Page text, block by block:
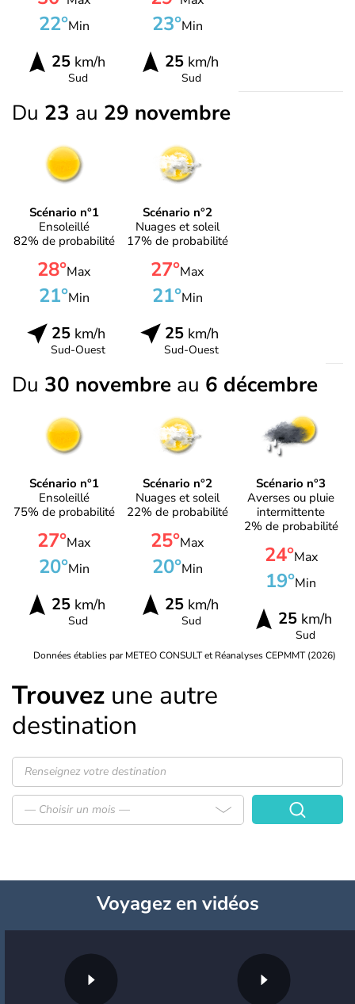
22°Min
25km/h
Sud
23°Min
25km/h
Sud
Du 23 au 29 novembre
Scénario n°1
Ensoleillé
82% de probabilité
28°Max
21°Min
25km/h
Sud-Ouest
Scénario n°2
Nuages et soleil
17% de probabilité
27°Max
21°Min
25km/h
Sud-Ouest
Du 30 novembre au 6 décembre
Scénario n°1
Ensoleillé
75% de probabilité
27°Max
20°Min
25km/h
Sud
Scénario n°2
Nuages et soleil
22% de probabilité
25°Max
20°Min
25km/h
Sud
Scénario n°3
Averses ou pluie
intermittente
2% de probabilité
24°Max
19°Min
25 km/h
Sud
Données établies par METEO CONSULT et Réanalyses CEPMMT (2026)
Trouvez une autre
destination
— Choisir un mois —
Voyagezen vidéos